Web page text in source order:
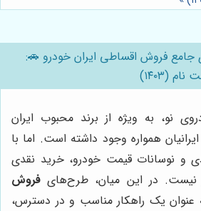
جامع فروش اقساطی ایران خودرو 🚗:
(۱۴۰۳)
نو، به ویژه از برند محبوب ایران
همواره وجود داشته است. اما با
و نوسانات قیمت خودرو، خرید نقدی
نیست. در این میان، طرح‌های فروش
عنوان یک راهکار مناسب و در دسترس،